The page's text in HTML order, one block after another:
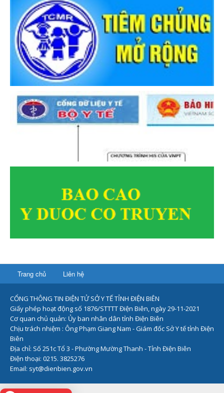
Trang chủ Liên hệ
CỔNG THÔNG TIN ĐIỆN TỬ SỞ Y TẾ TỈNH ĐIỆN BIÊN
Giấy phép hoạt động số 1876/STTTT Điện Biên, ngày 29-11-2021
Cơ quan chủ quản: Ủy ban nhân dân tỉnh Điện Biên
Chịu trách nhiệm : Ông Phạm Giang Nam - Giám đốc Sở Y tế tỉnh Điện
Biên
Địa chỉ: Số 251c Tổ 3 - Phường Mường Thanh - Tỉnh Điện Biên
Điện thoại: 0215. 3825276
Email: syt@dienbien.gov.vn